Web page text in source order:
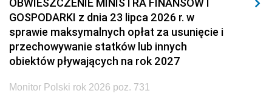
GOSPODARKI z dnia 23 lipca 2026 r. w
sprawie maksymalnych opłat za usunięcie i
przechowywanie statków lub innych
obiektów pływających na rok 2027
Monitor Polski rok 2026 poz. 731